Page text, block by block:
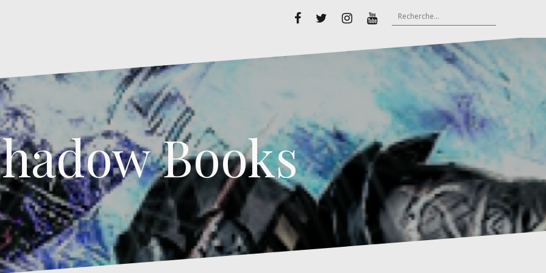
InstagramYoutube
Rechercher :
Books